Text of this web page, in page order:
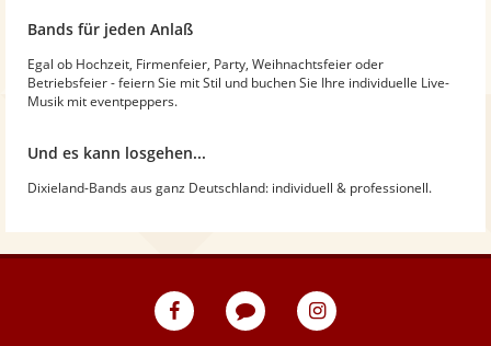
Bands für jeden Anlaß
Egal ob Hochzeit, Firmenfeier, Party, Weihnachtsfeier oder
Betriebsfeier - feiern Sie mit Stil und buchen Sie Ihre individuelle Live-
Musik mit eventpeppers.
Und es kann losgehen...
Dixieland-Bands aus ganz Deutschland: individuell & professionell.
eventpeppers
Blog
eventpeppers